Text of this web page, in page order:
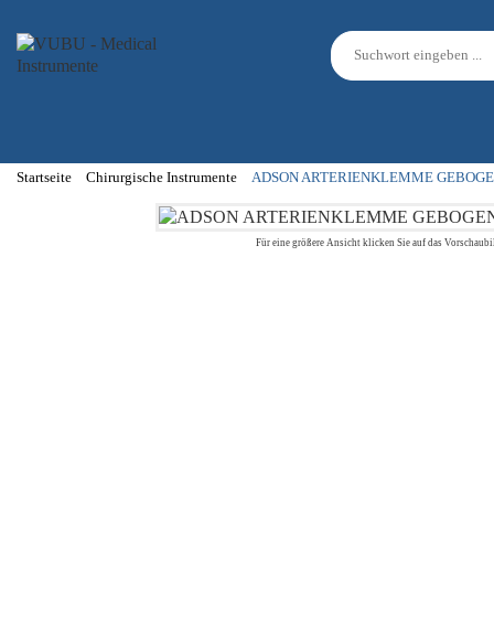
Startseite Chirurgische Instrumente ADSON ARTERIENKLEMME
Für eine größere Ansicht klicken Sie auf das